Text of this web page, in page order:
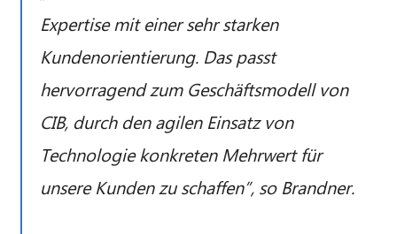
Expertise mit einer sehr starken
Kundenorientierung. Das passt
hervorragend zum Geschäftsmodell von
CIB, durch den agilen Einsatz von
Technologie konkreten Mehrwert für
unsere Kunden zu schaffen”, so Brandner.